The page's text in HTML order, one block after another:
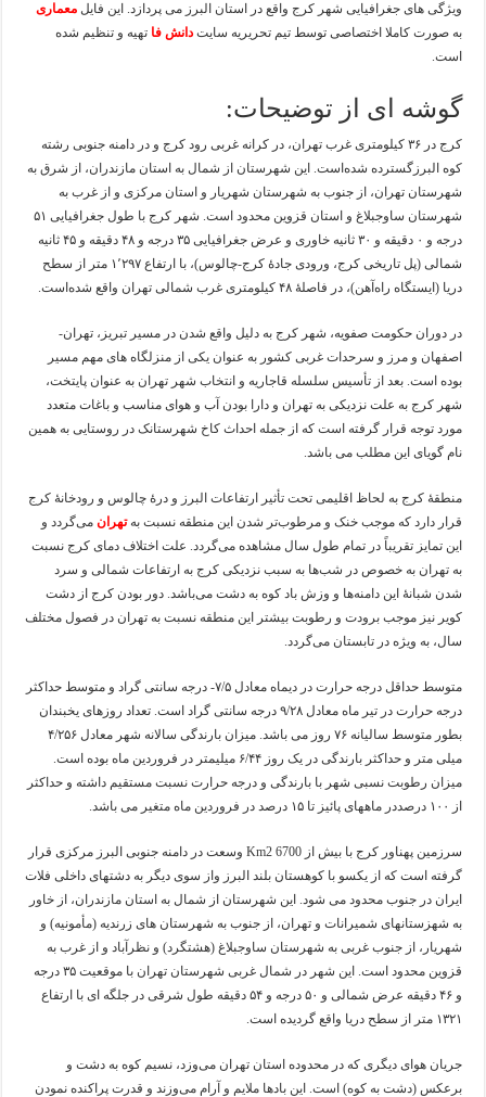
ویژگی های جغرافیایی شهر کرج واقع در استان البرز می پردازد. این فایلمعماری
به صورت کاملا اختصاصی توسط تیم تحریریه سایتدانش فا تهیه و تنظیم شده
است.
گوشه ای از توضیحات:
کرج در ۳۶ کیلومتری غرب تهران، در کرانه غربی رود کرج و در دامنه جنوبی رشته
کوه البرزگسترده شده‌است. این شهرستان از شمال به استان مازندران، از شرق به
شهرستان تهران، از جنوب به شهرستان شهریار و استان مرکزی و از غرب به
شهرستان ساوجبلاغ و استان قزوین محدود است. شهر کرج با طول جغرافیایی ۵۱
درجه و ۰ دقیقه و ۳۰ ثانیه خاوری و عرض جغرافیایی ۳۵ درجه و ۴۸ دقیقه و ۴۵ ثانیه
شمالی (پل تاریخی کرج، ورودی جادۀ کرج-چالوس)، با ارتفاع ۱٬۲۹۷ متر از سطح
دریا (ایستگاه راه‌آهن)، در فاصلۀ ۴۸ کیلومتری غرب شمالی تهران واقع شده‌است.
در دوران حکومت صفویه، شهر کرج به دلیل واقع شدن در مسیر تبریز، تهران-
اصفهان و مرز و سرحدات غربی کشور به عنوان یکی از منزلگاه های مهم مسیر
بوده است. بعد از تأسیس سلسله قاجاریه و انتخاب شهر تهران به عنوان پایتخت،
شهر کرج به علت نزدیکی به تهران و دارا بودن آب و هوای مناسب و باغات متعدد
مورد توجه قرار گرفته است که از جمله احداث کاخ شهرستانک در روستایی به همین
نام گویای این مطلب می باشد.
منطقۀ کرج به لحاظ اقلیمی تحت تأثیر ارتفاعات البرز و درۀ چالوس و رودخانۀ کرج
قرار دارد که موجب خنک و مرطوب‌تر شدن این منطقه نسبت بهتهران می‌گردد و
این تمایز تقریباً در تمام طول سال مشاهده می‌گردد. علت اختلاف دمای کرج نسبت
به تهران به خصوص در شب‌ها به سبب نزدیکی کرج به ارتفاعات شمالی و سرد
شدن شبانۀ این دامنه‌ها و وزش باد کوه به دشت می‌باشد. دور بودن کرج از دشت
کویر نیز موجب برودت و رطوبت بیشتر این منطقه نسبت به تهران در فصول مختلف
سال، به ویژه در تابستان می‌گردد.
متوسط حداقل درجه حرارت در دیماه معادل ۷/۵- درجه سانتی گراد و متوسط حداکثر
درجه حرارت در تیر ماه معادل ۹/۲۸ درجه سانتی گراد است. تعداد روزهای یخبندان
بطور متوسط سالیانه ۷۶ روز می باشد. میزان بارندگی سالانه شهر معادل ۴/۲۵۶
میلی متر و حداکثر بارندگی در یک روز ۶/۴۴ میلیمتر در فروردین ماه بوده است.
میزان رطوبت نسبی شهر با بارندگی و درجه حرارت نسبت مستقیم داشته و حداکثر
از ۱۰۰ درصددر ماههای پائیز تا ۱۵ درصد در فروردین ماه متغیر می باشد.
سرزمین پهناور کرج با بیش از Km2 6700 وسعت در دامنه جنوبی البرز مرکزی قرار
گرفته است که از یکسو با کوهستان بلند البرز واز سوی دیگر به دشتهای داخلی فلات
ایران در جنوب محدود می شود. این شهرستان از شمال به استان مازندران، از خاور
به شهزستانهای شمیرانات و تهران، از جنوب به شهرستان های زرندیه (مأمونیه) و
شهریار، از جنوب غربی به شهرستان ساوجبلاغ (هشتگرد) و نظرآباد و از غرب به
قزوین محدود است. این شهر در شمال غربی شهرستان تهران با موقعیت ۳۵ درجه
و ۴۶ دقیقه عرض شمالی و ۵۰ درجه و ۵۴ دقیقه طول شرقی در جلگه ای با ارتفاع
۱۳۲۱ متر از سطح دریا واقع گردیده است.
جریان هوای دیگری که در محدوده استان تهران می‌وزد، نسیم کوه به دشت و
برعکس (دشت به کوه) است. این بادها ملایم و آرام می‌وزند و قدرت پراکنده نمودن